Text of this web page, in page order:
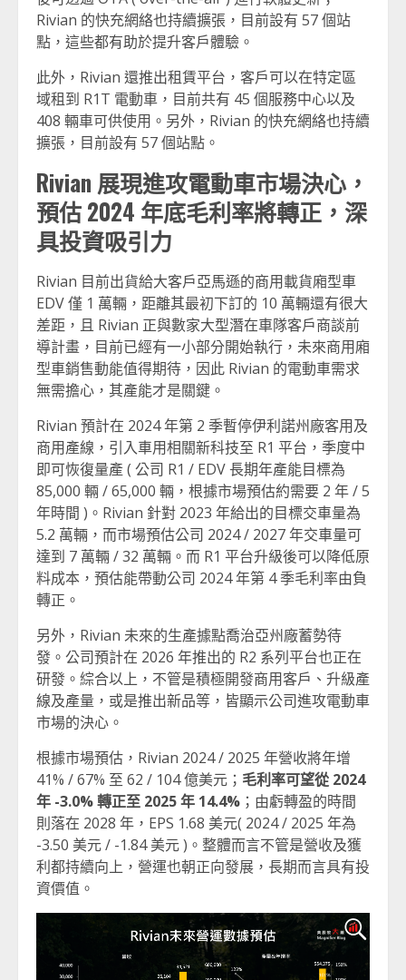
Rivian 的快充網絡也持續擴張，目前設有 57 個站
點，這些都有助於提升客戶體驗。
此外，Rivian 還推出租賃平台，客戶可以在特定區
域租到 R1T 電動車，目前共有 45 個服務中心以及
408 輛車可供使用。另外，Rivian 的快充網絡也持續
擴張，目前設有 57 個站點。
Rivian 展現進攻電動車市場決心，
預估 2024 年底毛利率將轉正，深
具投資吸引力
Rivian 目前出貨給大客戶亞馬遜的商用載貨廂型車
EDV 僅 1 萬輛，距離其最初下訂的 10 萬輛還有很大
差距，且 Rivian 正與數家大型潛在車隊客戶商談前
導計畫，目前已經有一小部分開始執行，未來商用廂
型車銷售動能值得期待，因此 Rivian 的電動車需求
無需擔心，其產能才是關鍵。
Rivian 預計在 2024 年第 2 季暫停伊利諾州廠客用及
商用產線，引入車用相關新科技至 R1 平台，季度中
即可恢復量產 ( 公司 R1 / EDV 長期年產能目標為
85,000 輛 / 65,000 輛，根據市場預估約需要 2 年 / 5
年時間 )。Rivian 針對 2023 年給出的目標交車量為
5.2 萬輛，而市場預估公司 2024 / 2027 年交車量可
達到 7 萬輛 / 32 萬輛。而 R1 平台升級後可以降低原
料成本，預估能帶動公司 2024 年第 4 季毛利率由負
轉正。
另外，Rivian 未來的生產據點喬治亞州廠蓄勢待
發。公司預計在 2026 年推出的 R2 系列平台也正在
研發。綜合以上，不管是積極開發商用客戶、升級產
線及產量，或是推出新品等，皆顯示公司進攻電動車
市場的決心。
根據市場預估，Rivian 2024 / 2025 年營收將年增
41% / 67% 至 62 / 104 億美元； 毛利率可望從 2024
年 -3.0% 轉正至 2025 年 14.4% ；由虧轉盈的時間
則落在 2028 年，EPS 1.68 美元( 2024 / 2025 年為
-3.50 美元 / -1.84 美元 )。整體而言不管是營收及獲
利都持續向上，營運也朝正向發展，長期而言具有投
資價值。